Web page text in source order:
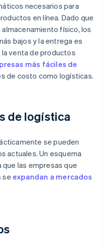
necesarios para
en línea. Dado que
físico, los
bajos y la entrega es
la venta de productos
más fáciles de
de costo como logísticas.
de logística
se pueden
actuales. Un esquema
las empresas que
se expandan a mercados